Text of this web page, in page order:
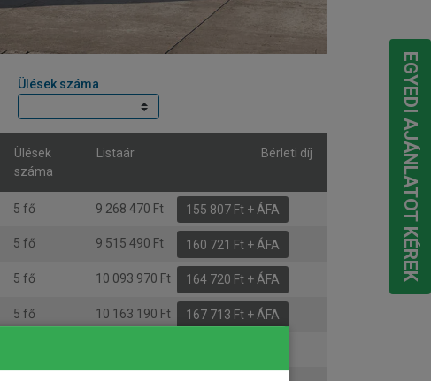
Ülések száma
Ülések
száma
Listaár Bérleti díj
5 fő 9 268 470 Ft 155 807 Ft + ÁFA
5 fő 9 515 490 Ft 160 721 Ft + ÁFA
5 fő 10 093 970 Ft 164 720 Ft + ÁFA
5 fő 10 163 190 Ft 167 713 Ft + ÁFA
EGYEDI AJÁNLATOT KÉREK